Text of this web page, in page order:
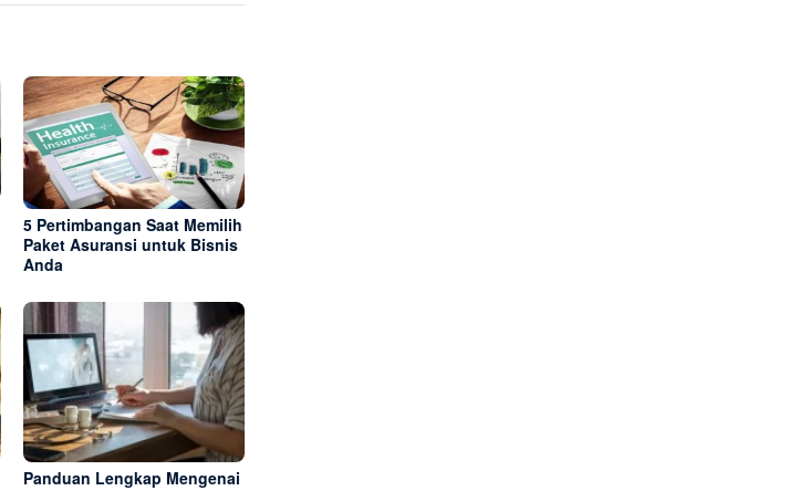
5 Pertimbangan Saat Memilih
Paket Asuransi untuk Bisnis
Anda
Panduan Lengkap Mengenai